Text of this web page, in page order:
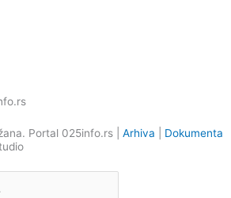
Portal 025info.rs | Arhiva
Dokumenta